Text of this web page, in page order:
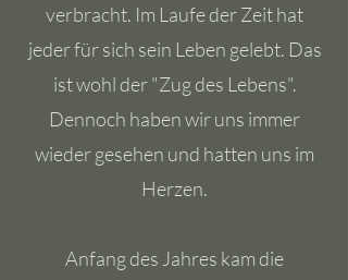
verbracht. Im Laufe der Zeit hat
jeder für sich sein Leben gelebt. Das
ist wohl der "Zug des Lebens".
Dennoch haben wir uns immer
wieder gesehen und hatten uns im
Herzen.
Anfang des Jahres kam die